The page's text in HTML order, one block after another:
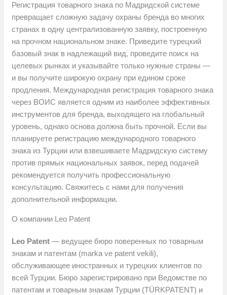
Регистрация товарного знака по Мадридской системе
превращает сложную задачу охраны бренда во многих
странах в одну централизованную заявку, построенную
на прочном национальном знаке. Приведите турецкий
базовый знак в надлежащий вид, проведите поиск на
целевых рынках и указывайте только нужные страны —
и вы получите широкую охрану при едином сроке
продления. Международная регистрация товарного знака
через ВОИС является одним из наиболее эффективных
инструментов для бренда, выходящего на глобальный
уровень, однако основа должна быть прочной. Если вы
планируете регистрацию международного товарного
знака из Турции или взвешиваете Мадридскую систему
против прямых национальных заявок, перед подачей
рекомендуется получить профессиональную
консультацию. Свяжитесь с нами для получения
дополнительной информации.
О компании Leo Patent
Leo Patent — ведущее бюро поверенных по товарным
знакам и патентам (marka ve patent vekili),
обслуживающее иностранных и турецких клиентов по
всей Турции. Бюро зарегистрировано при Ведомстве по
патентам и товарным знакам Турции (TÜRKPATENT) и